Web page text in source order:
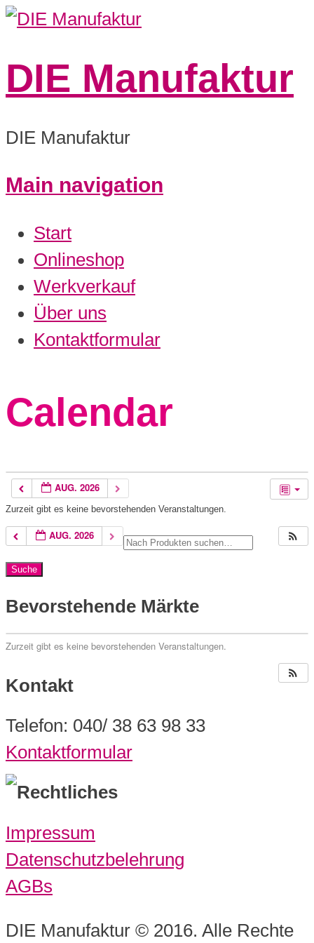
DIE Manufaktur
DIE Manufaktur
Main navigation
Start
Onlineshop
Werkverkauf
Über uns
Kontaktformular
Calendar
AUG. 2026
Zurzeit gibt es keine bevorstehenden Veranstaltungen.
AUG. 2026
Bevorstehende Märkte
Zurzeit gibt es keine bevorstehenden Veranstaltungen.
Kontakt
Telefon: 040/ 38 63 98 33
Kontaktformular
Rechtliches
Impressum
Datenschutzbelehrung
AGBs
DIE Manufaktur © 2016. Alle Rechte